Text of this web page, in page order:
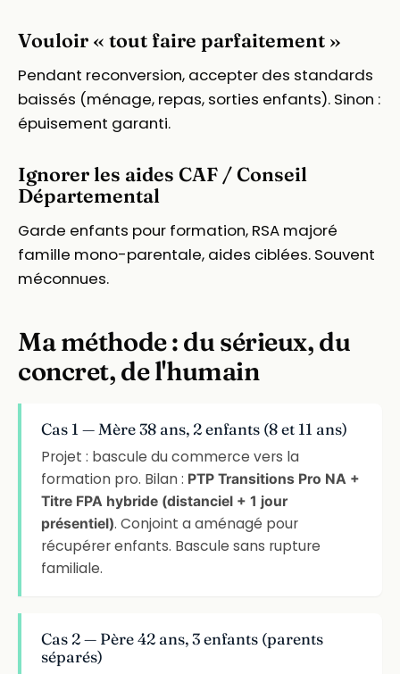
Vouloir « tout faire parfaitement »
Pendant reconversion, accepter des standards
baissés (ménage, repas, sorties enfants). Sinon :
épuisement garanti.
Ignorer les aides CAF / Conseil
Départemental
Garde enfants pour formation, RSA majoré
famille mono-parentale, aides ciblées. Souvent
méconnues.
Ma méthode : du sérieux, du
concret, de l'humain
Cas 1 — Mère 38 ans, 2 enfants (8 et 11 ans)
Projet : bascule du commerce vers la
formation pro. Bilan : PTP Transitions Pro NA +
Titre FPA hybride (distanciel + 1 jour
présentiel). Conjoint a aménagé pour
récupérer enfants. Bascule sans rupture
familiale.
Cas 2 — Père 42 ans, 3 enfants (parents
séparés)